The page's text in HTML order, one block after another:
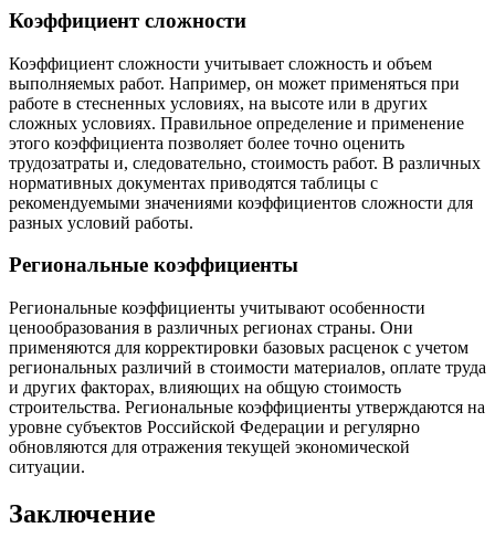
Коэффициент сложности
Коэффициент сложности учитывает сложность и объем
выполняемых работ. Например, он может применяться при
работе в стесненных условиях, на высоте или в других
сложных условиях. Правильное определение и применение
этого коэффициента позволяет более точно оценить
трудозатраты и, следовательно, стоимость работ. В различных
нормативных документах приводятся таблицы с
рекомендуемыми значениями коэффициентов сложности для
разных условий работы.
Региональные коэффициенты
Региональные коэффициенты учитывают особенности
ценообразования в различных регионах страны. Они
применяются для корректировки базовых расценок с учетом
региональных различий в стоимости материалов, оплате труда
и других факторах, влияющих на общую стоимость
строительства. Региональные коэффициенты утверждаются на
уровне субъектов Российской Федерации и регулярно
обновляются для отражения текущей экономической
ситуации.
Заключение